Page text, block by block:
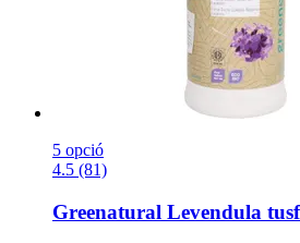
5 opció
4.5 (81)
Greenatural Levendula